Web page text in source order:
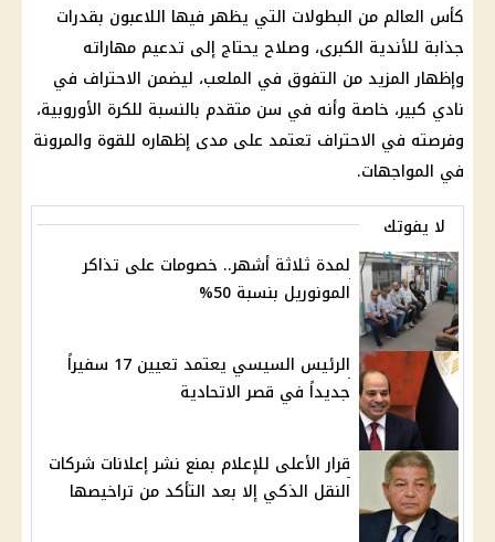
كأس العالم من البطولات التي يظهر فيها اللاعبون بقدرات
جذابة للأندية الكبرى، وصلاح يحتاج إلى تدعيم مهاراته
وإظهار المزيد من التفوق في الملعب، ليضمن الاحتراف في
نادي كبير، خاصة وأنه في سن متقدم بالنسبة للكرة الأوروبية،
وفرصته في الاحتراف تعتمد على مدى إظهاره للقوة والمرونة
في المواجهات.
لا يفوتك
لمدة ثلاثة أشهر.. خصومات على تذاكر
المونوريل بنسبة 50%
الرئيس السيسي يعتمد تعيين 17 سفيراً
جديداً في قصر الاتحادية
قرار الأعلى للإعلام بمنع نشر إعلانات شركات
النقل الذكي إلا بعد التأكد من تراخيصها